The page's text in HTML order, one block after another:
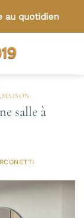
au quotidien
,MAISON
salle à